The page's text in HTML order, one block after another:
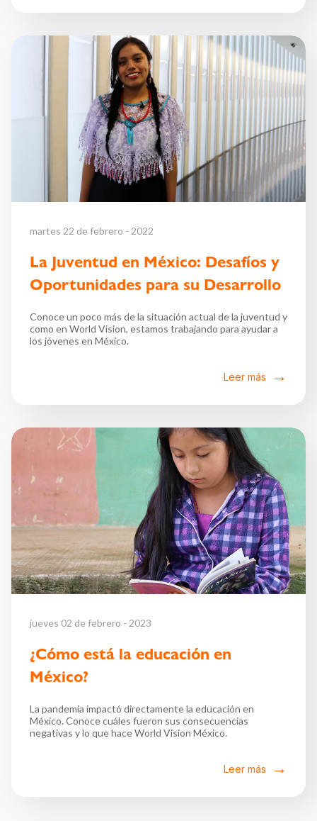
martes 22 de febrero - 2022
La Juventud en México: Desafíos y
Oportunidades para su Desarrollo
Conoce un poco más de la situación actual de la juventud y
como en World Vision, estamos trabajando para ayudar a
los jóvenes en México.
Leer más
jueves 02 de febrero - 2023
¿Cómo está la educación en
México?
La pandemia impactó directamente la educación en
México. Conoce cuáles fueron sus consecuencias
negativas y lo que hace World Vision México.
Leer más